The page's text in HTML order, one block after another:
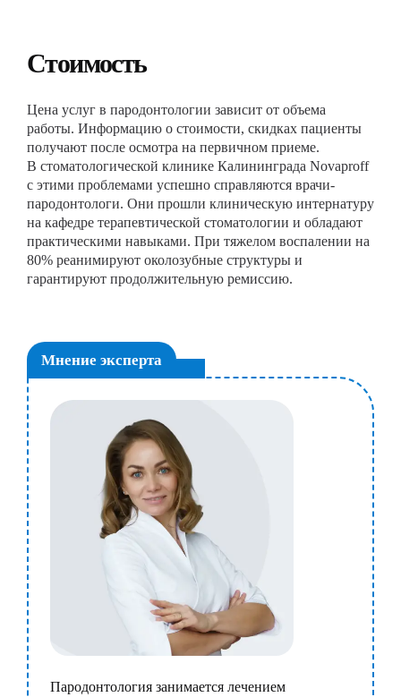
Стоимость
Цена услуг в пародонтологии зависит от объема
работы. Информацию о стоимости, скидках пациенты
получают после осмотра на первичном приеме.
В стоматологической клинике Калининграда Novaproff
с этими проблемами успешно справляются врачи-
пародонтологи. Они прошли клиническую интернатуру
на кафедре терапевтической стоматологии и обладают
практическими навыками. При тяжелом воспалении на
80% реанимируют околозубные структуры и
гарантируют продолжительную ремиссию.
Мнение эксперта
Пародонтология занимается лечением